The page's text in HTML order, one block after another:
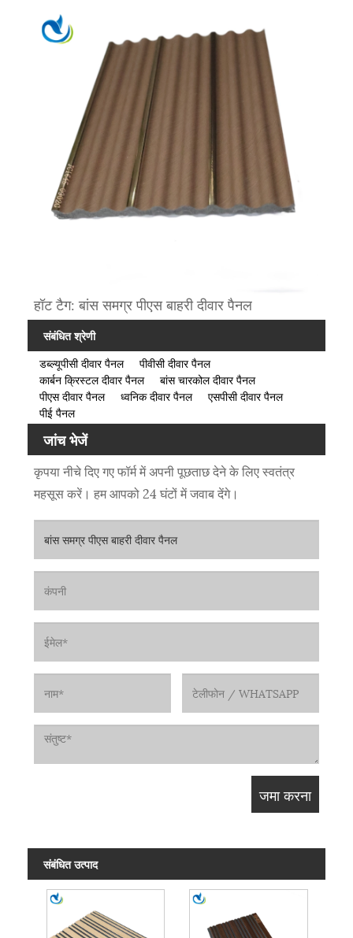
हॉट टैग: बांस समग्र पीएस बाहरी दीवार पैनल
संबंधित श्रेणी
डब्ल्यूपीसी दीवार पैनल
पीवीसी दीवार पैनल
कार्बन क्रिस्टल दीवार पैनल
बांस चारकोल दीवार पैनल
पीएस दीवार पैनल
ध्वनिक दीवार पैनल
एसपीसी दीवार पैनल
पीई पैनल
जांच भेजें
कृपया नीचे दिए गए फॉर्म में अपनी पूछताछ देने के लिए स्वतंत्र
महसूस करें। हम आपको 24 घंटों में जवाब देंगे।
संबंधित उत्पाद